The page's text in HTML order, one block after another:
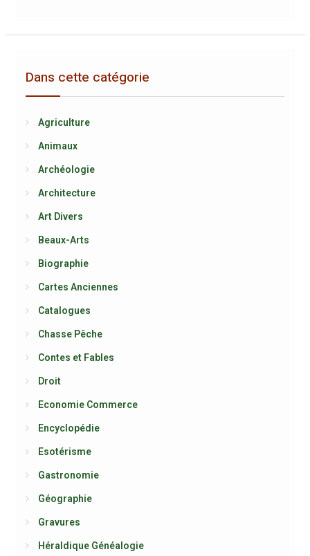
Dans cette catégorie
Agriculture
Animaux
Archéologie
Architecture
Art Divers
Beaux-Arts
Biographie
Cartes Anciennes
Catalogues
Chasse Pêche
Contes et Fables
Droit
Economie Commerce
Encyclopédie
Esotérisme
Gastronomie
Géographie
Gravures
Héraldique Généalogie